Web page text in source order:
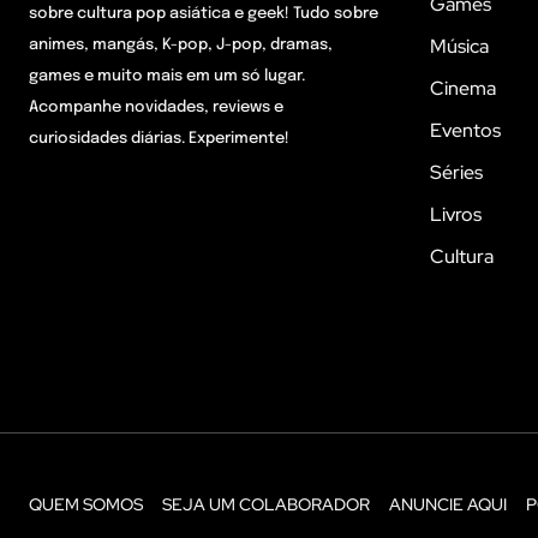
sobre cultura pop asiática e geek! Tudo sobre
animes, mangás, K-pop, J-pop, dramas,
games e muito mais em um só lugar.
Acompanhe novidades, reviews e
curiosidades diárias. Experimente!
Música
Cinema
Eventos
Séries
Livros
Cultura
QUEM SOMOS SEJA UM COLABORADOR ANUNCIE AQUI